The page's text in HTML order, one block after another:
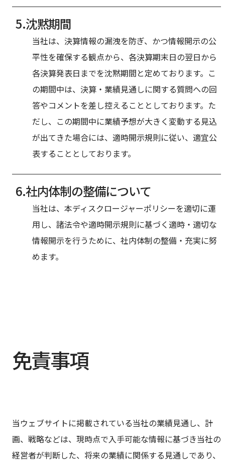
沈黙期間
当社は、決算情報の漏洩を防ぎ、かつ情報開示の公
平性を確保する観点から、各決算期末日の翌日から
各決算発表日までを沈黙期間と定めております。こ
の期間中は、決算・業績見通しに関する質問への回
答やコメントを差し控えることとしております。た
だし、この期間中に業績予想が大きく変動する見込
が出てきた場合には、適時開示規則に従い、適宜公
表することとしております。
社内体制の整備について
当社は、本ディスクロージャーポリシーを適切に運
用し、諸法令や適時開示規則に基づく適時・適切な
情報開示を行うために、社内体制の整備・充実に努
めます。
免責事項
当ウェブサイトに掲載されている当社の業績見通し、計
画、戦略などは、現時点で入手可能な情報に基づき当社の
経営者が判断した、将来の業績に関係する見通しであり、